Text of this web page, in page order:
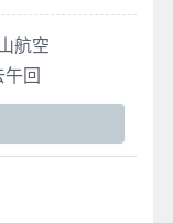
航空
午回